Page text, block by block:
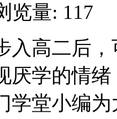
览量: 117
入高二后
厌学的情
学堂小编